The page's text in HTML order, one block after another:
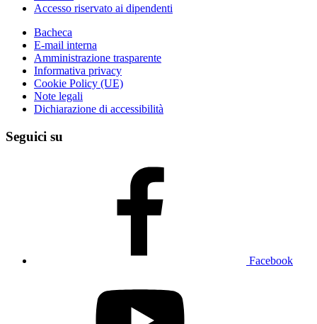
Accesso riservato ai dipendenti
Bacheca
E-mail interna
Amministrazione trasparente
Informativa privacy
Cookie Policy (UE)
Note legali
Dichiarazione di accessibilità
Seguici su
Facebook